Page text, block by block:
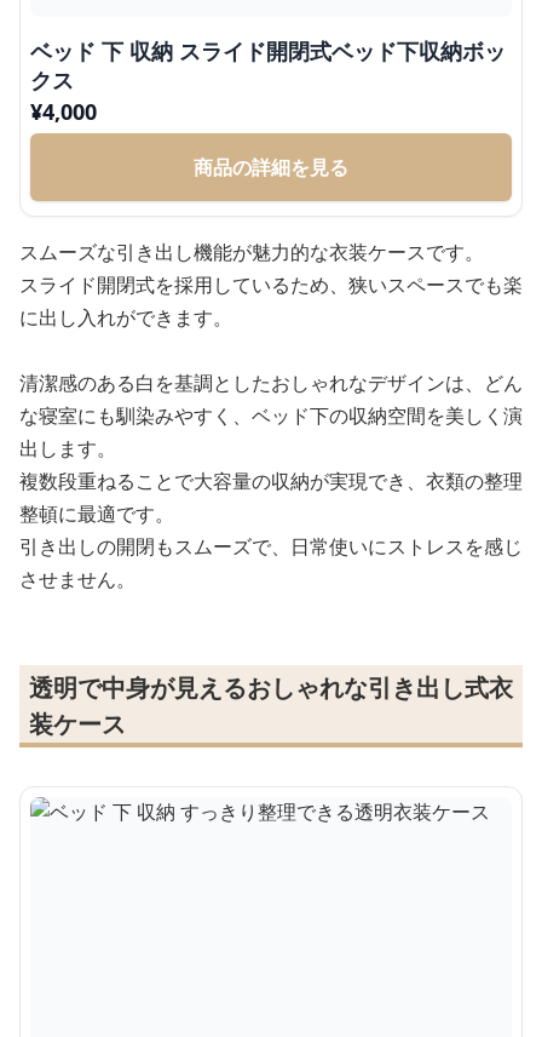
ベッド 下 収納 スライド開閉式ベッド下収納ボッ
クス
¥4,000
商品の詳細を見る
スムーズな引き出し機能が魅力的な衣装ケースです。
スライド開閉式を採用しているため、狭いスペースでも楽
に出し入れができます。
清潔感のある白を基調としたおしゃれなデザインは、どん
な寝室にも馴染みやすく、ベッド下の収納空間を美しく演
出します。
複数段重ねることで大容量の収納が実現でき、衣類の整理
整頓に最適です。
引き出しの開閉もスムーズで、日常使いにストレスを感じ
させません。
透明で中身が見えるおしゃれな引き出し式衣
装ケース